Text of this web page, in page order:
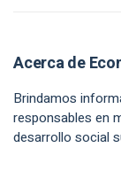
Acerca de
Brindamos
responsables en
desarrollo social